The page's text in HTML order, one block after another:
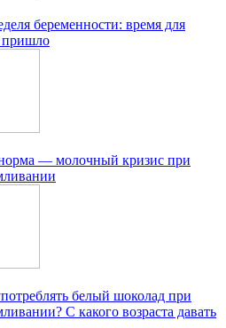
беременности: время для
пришло
— молочный кризис при
белый шоколад при
С какого возраста давать